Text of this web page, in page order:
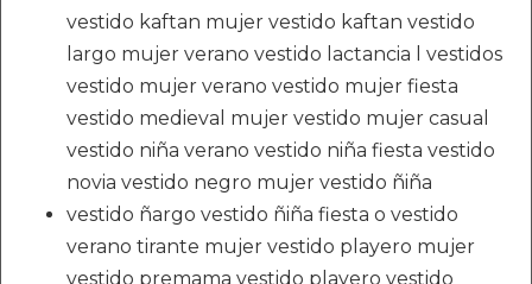
vestido kaftan mujer vestido kaftan vestido
largo mujer verano vestido lactancia l vestidos
vestido mujer verano vestido mujer fiesta
vestido medieval mujer vestido mujer casual
vestido niña verano vestido niña fiesta vestido
novia vestido negro mujer vestido ñiña
vestido ñargo vestido ñiña fiesta o vestido
verano tirante mujer vestido playero mujer
vestido premama vestido playero vestido